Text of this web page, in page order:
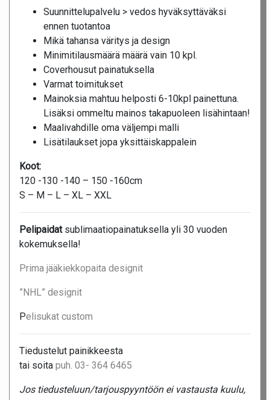
Suunnittelupalvelu > vedos hyväksyttäväksi
ennen tuotantoa
Mikä tahansa väritys ja design
Minimitilausmäärä määrä vain 10 kpl.
Coverhousut painatuksella
Varmat toimitukset
Mainoksia mahtuu helposti 6-10kpl painettuna.
Lisäksi ommeltu mainos takapuoleen lisähintaan!
Maalivahdille oma väljempi malli
Lisätilaukset jopa yksittäiskappalein
Koot:
120 -130 -140 – 150 -160cm
S – M – L – XL – XXL
Pelipaidatsublimaatiopainatuksella yli 30 vuoden
kokemuksella!
Prima jääkiekkopaita designit
”NHL” designit
Pelisukat custom
Tiedustelut painikkeesta
tai soita puh. 03- 364 6465
Jos tiedusteluun/tarjouspyyntöön ei vastausta kuulu,